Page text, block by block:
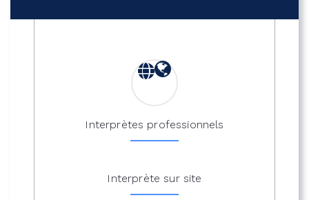
Interprètes professionnels
Interprète sur site